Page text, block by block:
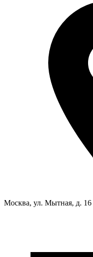
Москва, ул. Мытная, д. 16